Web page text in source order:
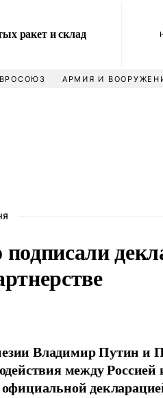
ракет и склад
АРМИЯ И
Владимир Путин и
между
официальной